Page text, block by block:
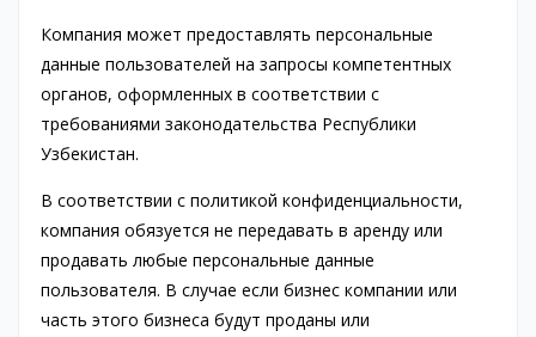
Компания может предоставлять персональные
данные пользователей на запросы компетентных
органов, оформленных в соответствии с
требованиями законодательства Республики
Узбекистан.
В соответствии с политикой конфиденциальности,
компания обязуется не передавать в аренду или
продавать любые персональные данные
пользователя. В случае если бизнес компании или
часть этого бизнеса будут проданы или